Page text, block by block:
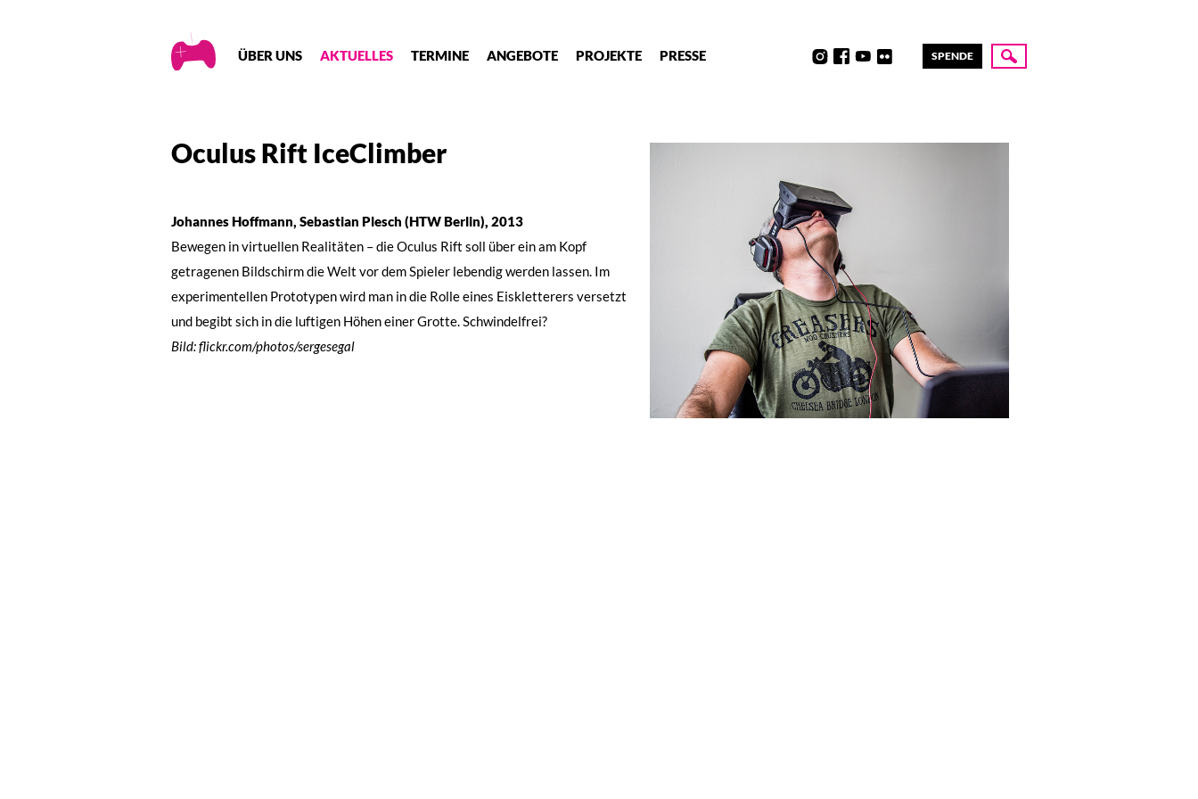
Creative
Gaming
ÜBER UNS AKTUELLES TERMINE ANGEBOTE PROJEKTE PRESSE SPENDE
Suche
Oculus Rift IceClimber
Johannes Hoffmann, Sebastian Plesch (HTW Berlin), 2013
Bewegen in virtuellen Realitäten – die Oculus Rift soll über ein am Kopf
getragenen Bildschirm die Welt vor dem Spieler lebendig werden lassen. Im
experimentellen Prototypen wird man in die Rolle eines Eiskletterers versetzt
und begibt sich in die luftigen Höhen einer Grotte. Schwindelfrei?
Bild: flickr.com/photos/sergesegal